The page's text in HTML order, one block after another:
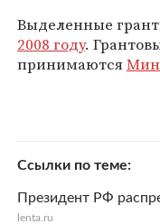
Выделенные
2008 году.
принимаются
Ссылки по теме
Президент РФ
lenta.ru